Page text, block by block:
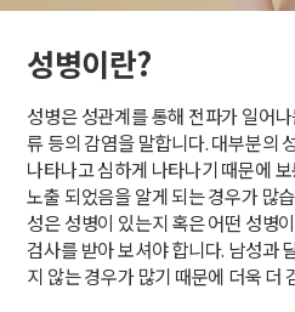
성병이란?
성병은 성관계를 통해 전파가 일어
류 등의 감염을 말합니다. 대부분의
나타나고 심하게 나타나기 때문에
노출 되었음을 알게 되는 경우가 많
성은 성병이 있는지 혹은 어떤 성병
검사를 받아 보셔야 합니다. 남성과
지 않는 경우가 많기 때문에 더욱 더